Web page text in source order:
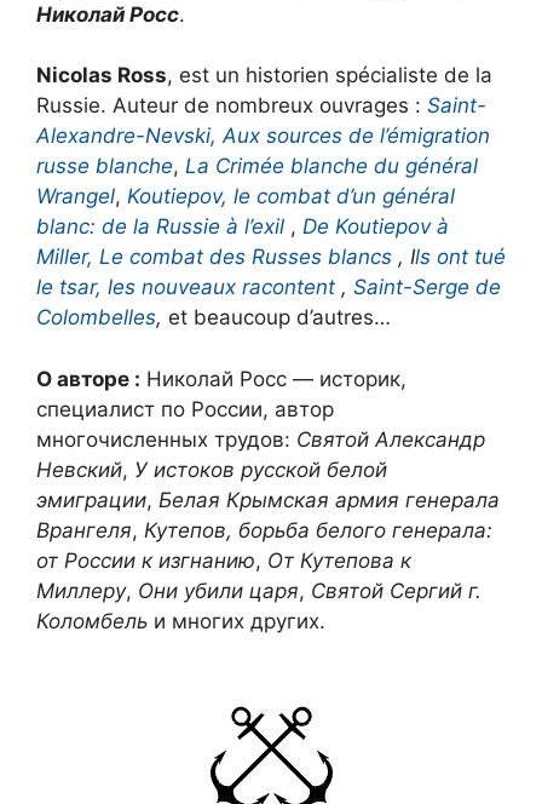
Николай Росс.
Nicolas Ross, est un historien spécialiste de la
Russie. Auteur de nombreux ouvrages : Saint-
Alexandre-Nevski, Aux sources de l’émigration
russe blanche, La Crimée blanche du général
Wrangel, Koutiepov, le combat d’un général
blanc: de la Russie à l’exil , De Koutiepov à
Miller, Le combat des Russes blancs , Ils ont tué
le tsar, les nouveaux racontent , Saint-Serge de
Colombelles, et beaucoup d’autres…
О авторе : Николай Росс — историк,
специалист по России, автор
многочисленных трудов: Святой Александр
Невский, У истоков русской белой
эмиграции, Белая Крымская армия генерала
Врангеля, Кутепов, борьба белого генерала:
от России к изгнанию, От Кутепова к
Миллеру, Они убили царя, Святой Сергий г.
Коломбель и многих других.